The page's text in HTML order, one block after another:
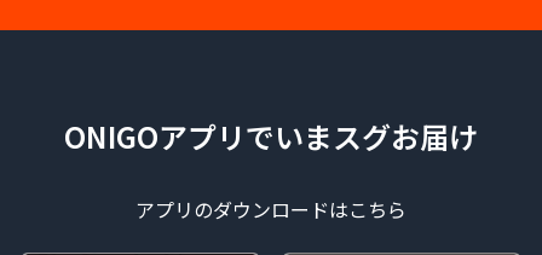
ONIGOアプリでいまスグお届け
アプリのダウンロードはこちら